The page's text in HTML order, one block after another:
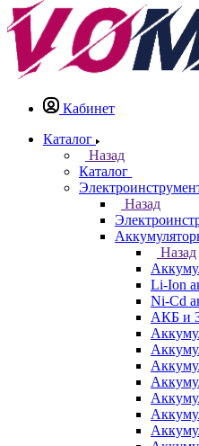
Кабинет
Каталог
Назад
Каталог
Назад
Назад
Li-Ion
Ni-Cd
АКБ и